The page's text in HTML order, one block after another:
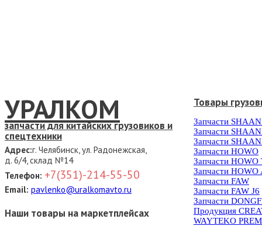
УРАЛКОМ
запчасти для китайских грузовиков и
спецтехники
Адрес:г. Челябинск, ул. Радонежская,
д. 6/4, склад №14
Телефон: +7(351)-214-55-50
Email: pavlenko@uralkomavto.ru
Наши товары на маркетплейсах
Товары
Запчасти
Запчасти
Запчасти
Запчасти HOWO
Запчасти HOWO
Запчасти HOWO
Запчасти FAW
Запчасти FAW J6
Запчасти
Продукция
WAYTEKO